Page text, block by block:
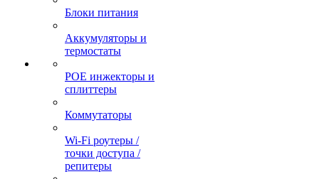
Блоки питания
Аккумуляторы и
термостаты
POE инжекторы и
сплиттеры
Коммутаторы
Wi-Fi роутеры /
точки доступа /
репитеры